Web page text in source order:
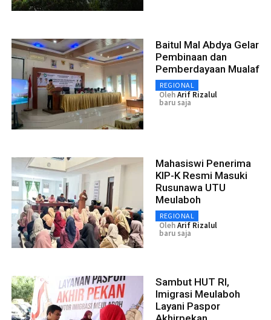
Baitul Mal Abdya Gelar
Pembinaan dan
Pemberdayaan Mualaf
REGIONAL
OlehArif Rizalul
baru saja
Mahasiswi Penerima
KIP-K Resmi Masuki
Rusunawa UTU
Meulaboh
REGIONAL
OlehArif Rizalul
baru saja
Sambut HUT RI,
Imigrasi Meulaboh
Layani Paspor